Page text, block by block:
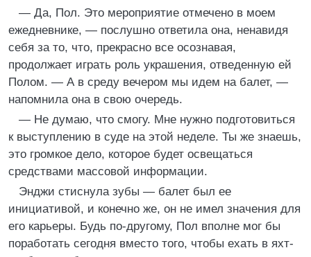
— Да, Пол. Это мероприятие отмечено в моем
ежедневнике, — послушно ответила она, ненавидя
себя за то, что, прекрасно все осознавая,
продолжает играть роль украшения, отведенную ей
Полом. — А в среду вечером мы идем на балет, —
напомнила она в свою очередь.
— Не думаю, что смогу. Мне нужно подготовиться
к выступлению в суде на этой неделе. Ты же знаешь,
это громкое дело, которое будет освещаться
средствами массовой информации.
Энджи стиснула зубы — балет был ее
инициативой, и конечно же, он не имел значения для
его карьеры. Будь по-другому, Пол вполне мог бы
поработать сегодня вместо того, чтобы ехать в яхт-